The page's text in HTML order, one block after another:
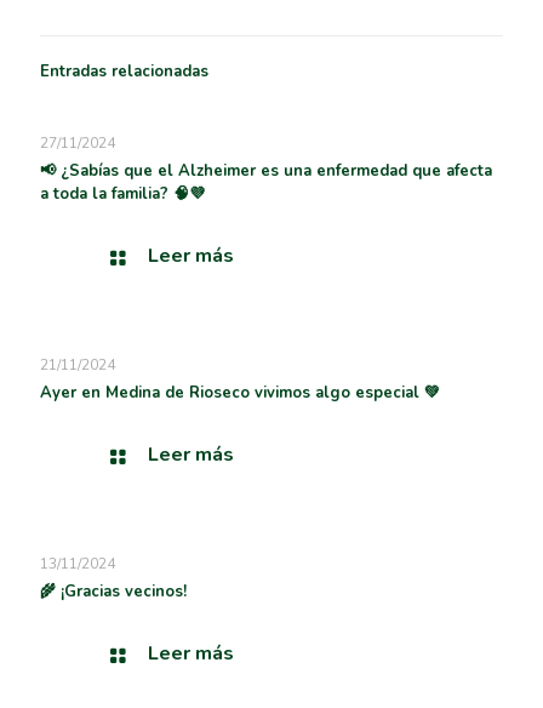
Entradas relacionadas
27/11/2024
📢 ¿Sabías que el Alzheimer es una enfermedad que afecta
a toda la familia? 🧠💜
Leer más
21/11/2024
Ayer en Medina de Rioseco vivimos algo especial 💚
Leer más
13/11/2024
🌾 ¡Gracias vecinos!
Leer más